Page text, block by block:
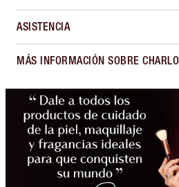
ASISTENCIA
MÁS INFORMACIÓN SOBRE